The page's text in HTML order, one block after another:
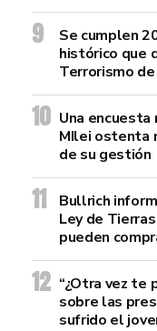
Se cumplen
histórico que
Terrorismo
Una encuesta
MIlei ostenta
de su gestión
Bullrich
Ley de
pueden
“¿Otra vez te
sobre las
sufrido el